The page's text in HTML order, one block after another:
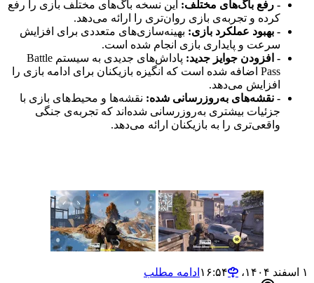
- رفع باگ‌های مختلف: این نسخه باگ‌های مختلف بازی را رفع
کرده و تجربه‌ی بازی روان‌تری را ارائه می‌دهد.
- بهبود عملکرد بازی: بهینه‌سازی‌های متعددی برای افزایش
سرعت و پایداری بازی انجام شده است.
- افزودن جوایز جدید:
پاداش‌های جدیدی به سیستم Battle
Pass اضافه شده است که انگیزه بازیکنان برای ادامه بازی را
افزایش می‌دهد.
- نقشه‌های به‌روزرسانی شده: نقشه‌ها و محیط‌های بازی با
جزئیات بیشتری به‌روزرسانی شده‌اند که تجربه‌ی جنگی
واقعی‌تری را به بازیکنان ارائه می‌دهد.
۱ اسفند ۱۴۰۴،‏ ۱۶:۵۴
ادامه مطلب